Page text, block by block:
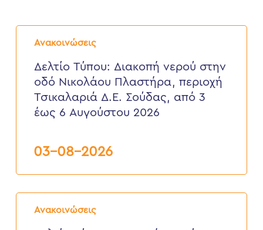
Ανακοινώσεις
Δελτίο
Τύπου:
νερού
στην
Νικολάου
Πλαστήρα,
περιοχή
Σούδας,
έως
2026
Δελτίο Τύπου: Διακοπή νερού στην
οδό Νικολάου Πλαστήρα, περιοχή
Τσικαλαριά Δ.Ε. Σούδας, από 3
έως 6 Αυγούστου 2026
03-08-2026
Ανακοινώσεις
Δελτίο
Τύπου: